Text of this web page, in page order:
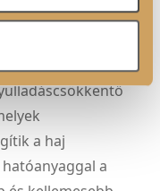
után.
a haj
a